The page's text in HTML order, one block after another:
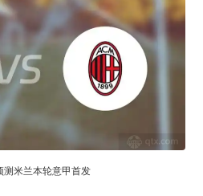
测米兰本轮意甲首发